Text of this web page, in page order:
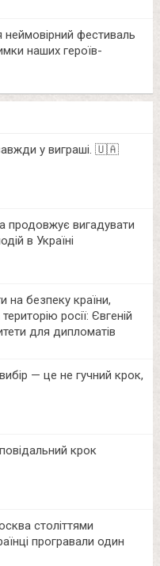
неймовірний фестиваль
наших героїв-
у виграші. 🇺🇦
продовжує вигадувати
в Україні
на безпеку країни,
росії: Євгеній
для дипломатів
— це не гучний крок,
крок
століттями
програвали один